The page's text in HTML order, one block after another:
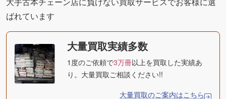
ばれています
大量買取実績多数
1度のご依頼で3万冊以上を買取した実績あ
り。大量買取ご相談ください!!
大量買取のご案内はこちら